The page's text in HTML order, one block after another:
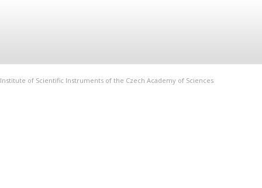
Institute of Scientific Instruments of the Czech Academy of Sciences